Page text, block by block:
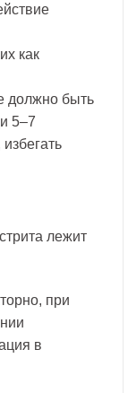
как
должно быть
5–7
лежит
при
в